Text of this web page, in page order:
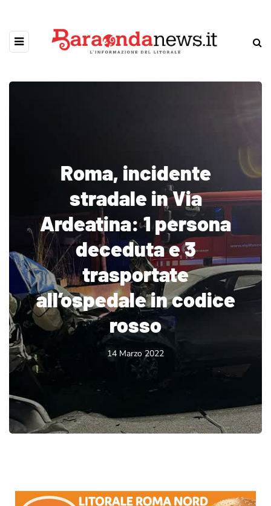
Roma, incidente
stradale in Via
Ardeatina: 1 persona
deceduta e 3
trasportate
all’ospedale in codice
rosso
14 Marzo 2022